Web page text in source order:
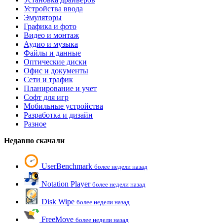
Устройства ввода
Эмуляторы
Графика и фото
Видео и монтаж
Аудио и музыка
Файлы и данные
Оптические диски
Офис и документы
Сети и трафик
Планирование и учет
Софт для игр
Мобильные устройства
Разработка и дизайн
Разное
Недавно скачали
UserBenchmark более недели назад
Notation Player более недели назад
Disk Wipe более недели назад
FreeMove более недели назад